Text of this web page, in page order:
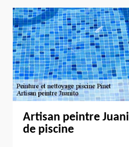
Artisan peintre
de piscine